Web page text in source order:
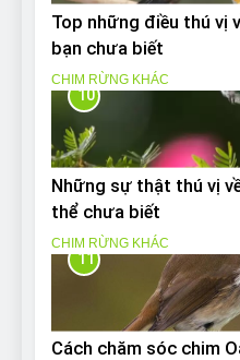
Top những điều thú vị
bạn chưa biết
CHIM RỪNG KHÁC
10
Những sự thật thú vị
thể chưa biết
CHIM RỪNG KHÁC
11
Cách chăm sóc chim